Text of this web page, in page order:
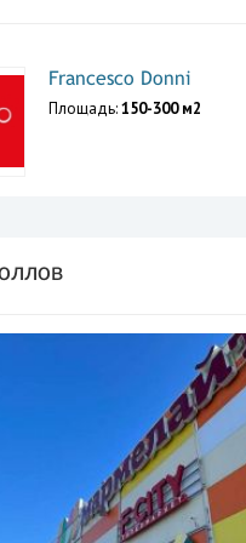
Francesco Donni
Площадь:150-300 м2